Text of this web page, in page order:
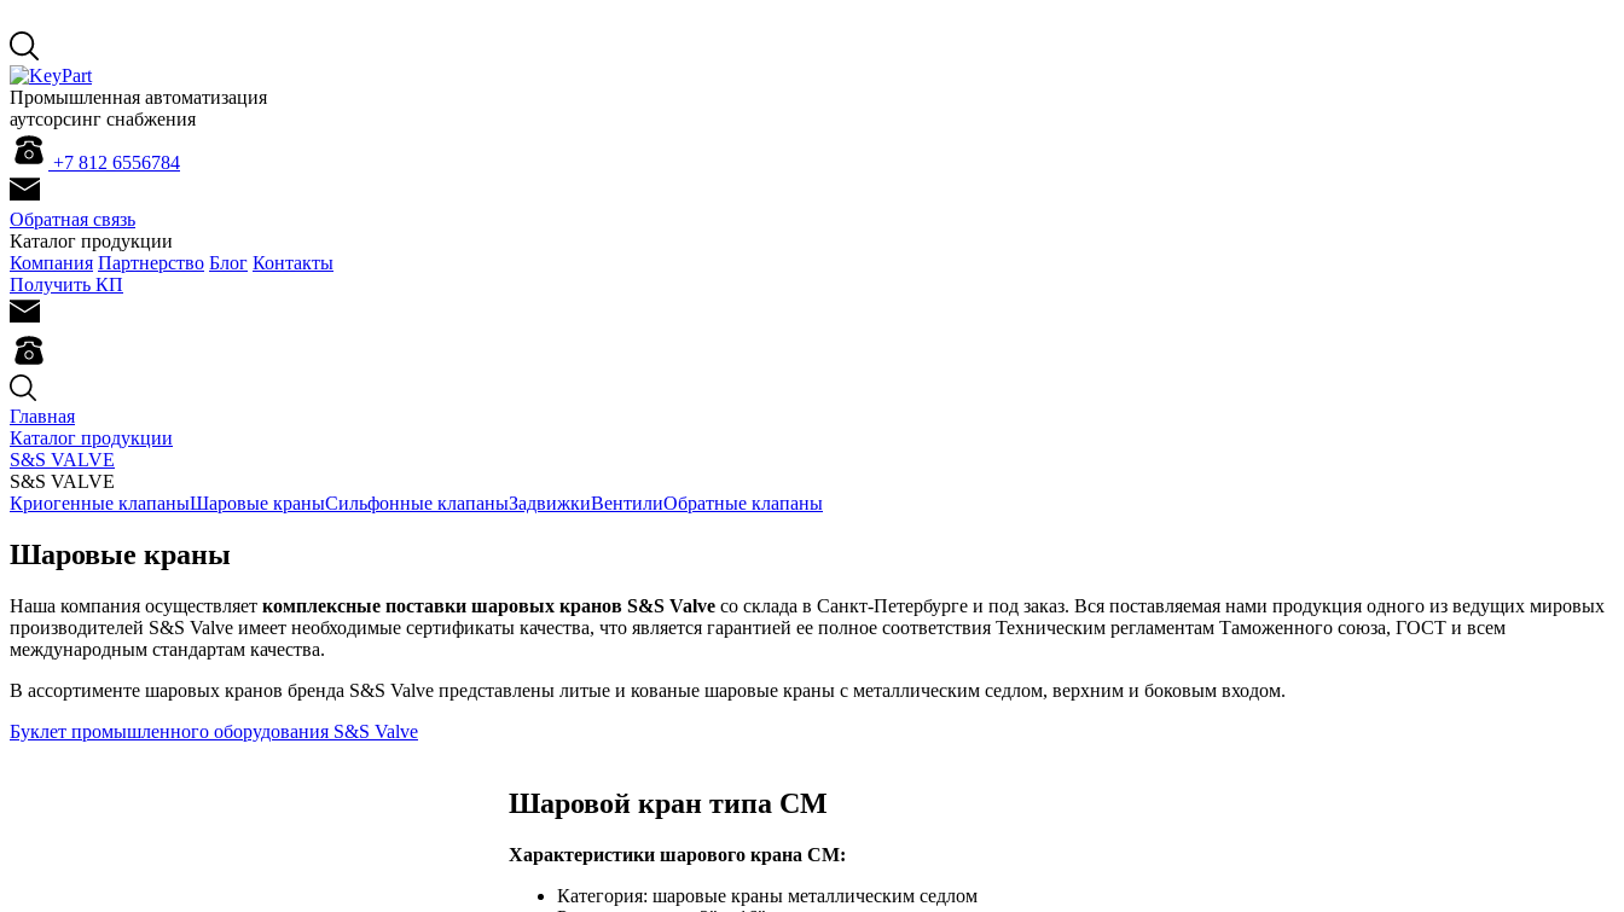
Промышленная автоматизация
аутсорсинг снабжения
+7 812 6556784
Обратная связь
Каталог продукции
Компания Партнерство Блог Контакты
Получить КП
Главная
Каталог продукции
S&S VALVE
S&S VALVE
Криогенные клапаныШаровые краныСильфонные клапаныЗадвижкиВентилиОбратные клапаны
Шаровые краны
Наша компания осуществляет комплексные поставки шаровых кранов S&S Valve со склада в Санкт-Петербурге и под заказ. Вся поставляемая нами продукция одного из ведущих мировых
производителей S&S Valve имеет необходимые сертификаты качества, что является гарантией ее полное соответствия Техническим регламентам Таможенного союза, ГОСТ и всем
международным стандартам качества.
В ассортименте шаровых кранов бренда S&S Valve представлены литые и кованые шаровые краны с металлическим седлом, верхним и боковым входом.
Буклет промышленного оборудования S&S Valve
Шаровой кран типа CM
Характеристики шарового крана CМ:
Категория: шаровые краны металлическим седлом